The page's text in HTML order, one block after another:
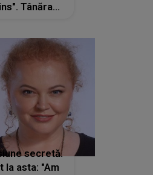
Tânăra
secretă.
la asta: "Am